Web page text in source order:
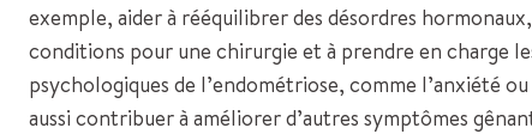
exemple, aider à rééquilibrer des désordres
conditions pour une chirurgie et à prendre en charge
psychologiques de l’endométriose, comme l’anxiété
aussi contribuer à améliorer d’autres symptômes